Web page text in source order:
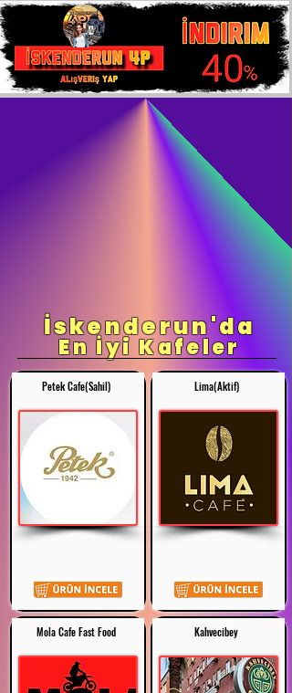
İskenderun'da
En İyi Kafeler
Petek Cafe(Sahil)
Mola Cafe Fast Food
Lima(Aktif)
Kahvecibey